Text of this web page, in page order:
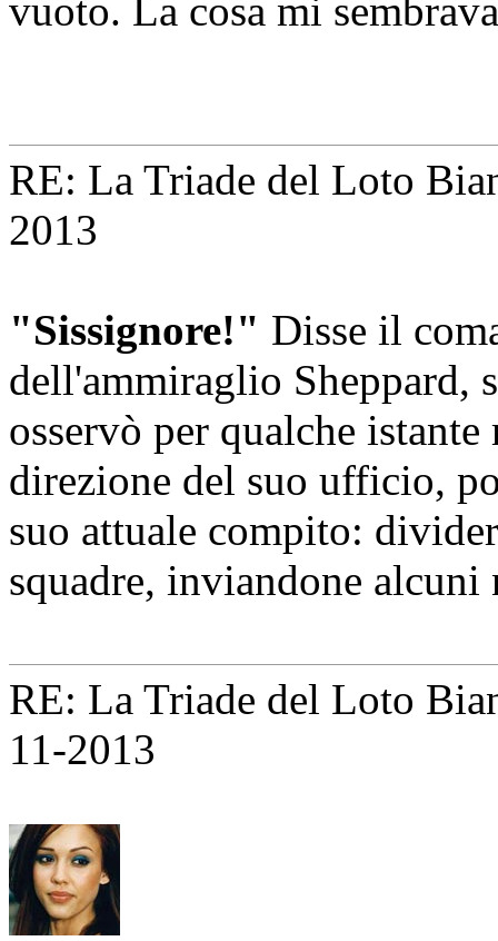
vuoto. La cosa mi
RE: La Triade del Loto
2013
"Sissignore!" Disse il
dell'ammiraglio Sheppard,
osservò per qualche
direzione del suo ufficio,
suo attuale compito:
squadre, inviandone
RE: La Triade del Loto
11-2013